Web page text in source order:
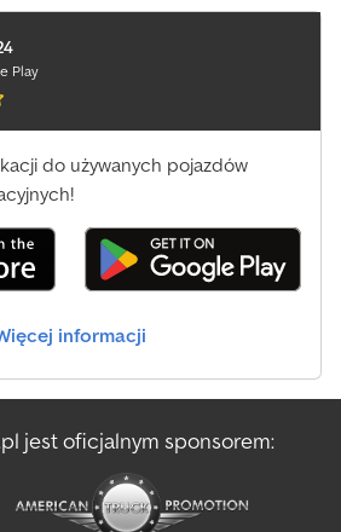
Play
do używanych pojazdów
informacji
jest oficjalnym sponsorem: